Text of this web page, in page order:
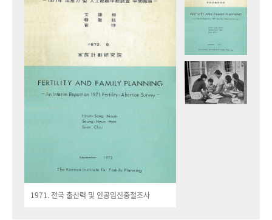
1971. 전국 출산력 및 인공임신중절조사